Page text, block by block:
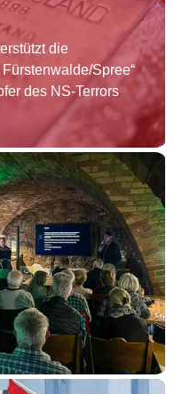
die
Spree“
des NS-Terrors